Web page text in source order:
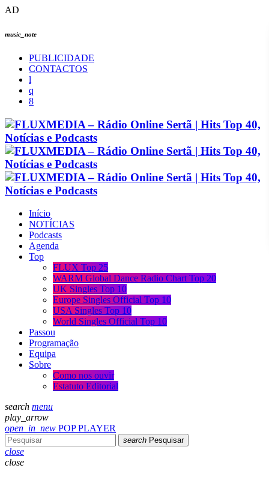
AD
music_note
PUBLICIDADE
CONTACTOS
Início
NOTÍCIAS
Podcasts
Agenda
Top
FLUX Top 25
WARM Global Dance Radio Chart Top 20
UK Singles Top 10
Europe Singles Official Top 10
USA Singles Top 10
World Singles Official Top 10
Passou
Programação
Equipa
Sobre
Como nos ouvir
Estatuto Editorial
search menu
play_arrow
open_in_new POP PLAYER
search Pesquisar
close
close